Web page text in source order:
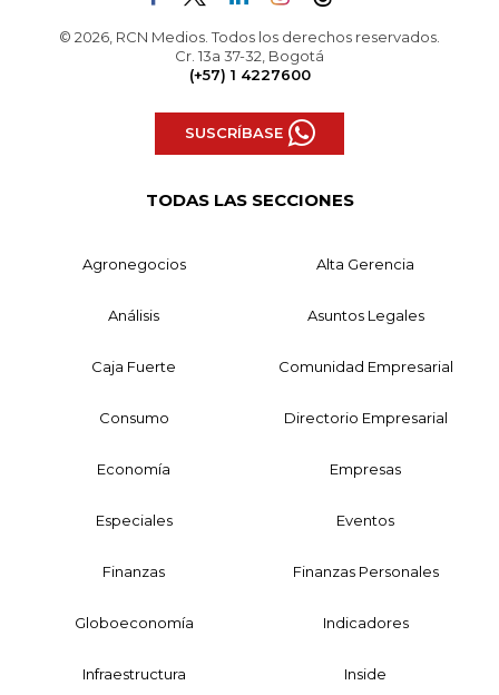
© 2026, RCN Medios. Todos los derechos reservados.
Cr. 13a 37-32, Bogotá
(+57) 1 4227600
SUSCRÍBASE
TODAS LAS SECCIONES
Agronegocios Alta Gerencia
Análisis Asuntos Legales
Caja Fuerte Comunidad Empresarial
Consumo Directorio Empresarial
Economía Empresas
Especiales Eventos
Finanzas Finanzas Personales
Globoeconomía Indicadores
Infraestructura Inside